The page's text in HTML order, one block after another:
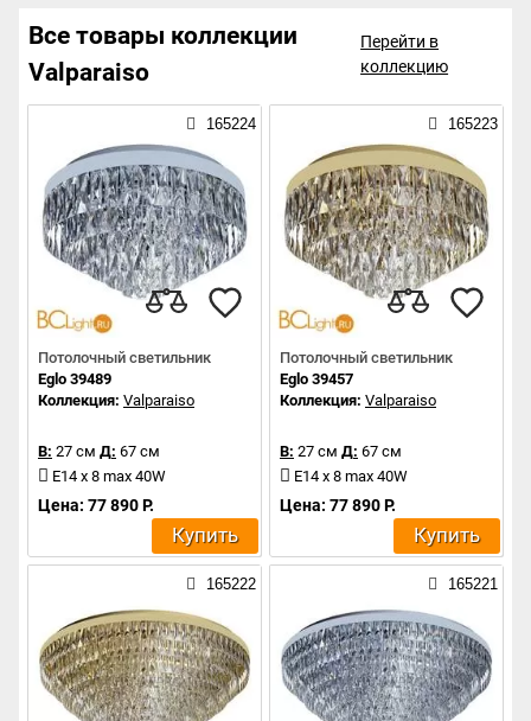
Все товары коллекции
Valparaiso
Перейти в
коллекцию
165224
Потолочный светильник
Eglo 39489
Коллекция: Valparaiso
В: 27 см Д: 67 см
E14 x 8 max 40W
Цена: 77 890 Р.
Купить
165223
Потолочный светильник
Eglo 39457
Коллекция: Valparaiso
В: 27 см Д: 67 см
E14 x 8 max 40W
Цена: 77 890 Р.
Купить
165222 165221